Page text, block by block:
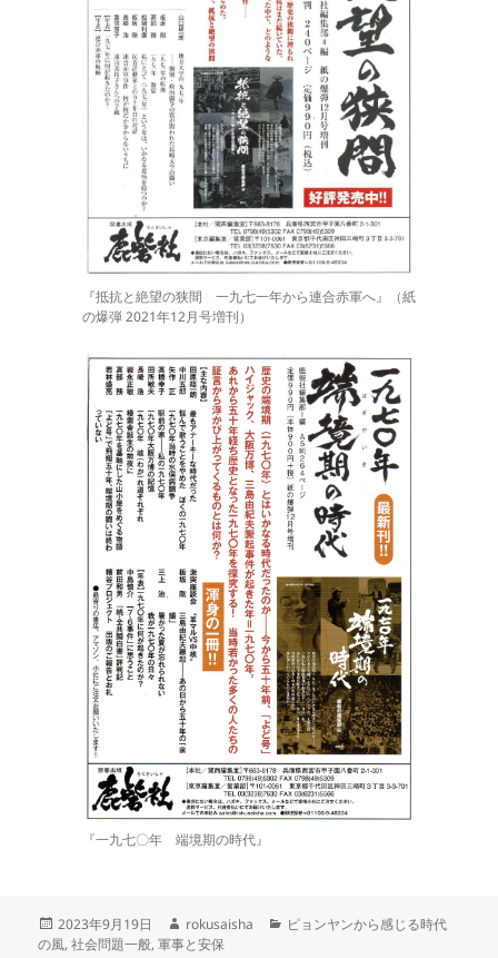
『抵抗と絶望の狭間 一九七一年から連合赤軍へ』（紙
の爆弾 2021年12月号増刊）
『一九七〇年 端境期の時代』
投
稿
2023年9月19日
作
成
rokusaisha
カ
ピョンヤンから感じる時代
の風,社会問題一般,軍事と安保